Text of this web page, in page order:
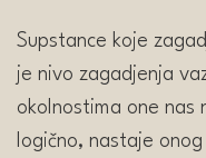
Supstance koje
je nivo zagadjenja
okolnostima one nas
logično, nastaje